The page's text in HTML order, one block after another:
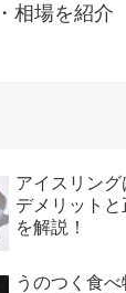
相場を紹介
アイスリン
デメリット
を解説！
うのつく食べ